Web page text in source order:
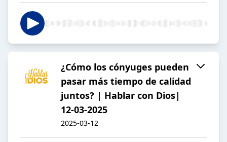
¿Cómo los cónyuges pueden
pasar más tiempo de calidad
juntos? | Hablar con Dios|
12-03-2025
2025-03-12